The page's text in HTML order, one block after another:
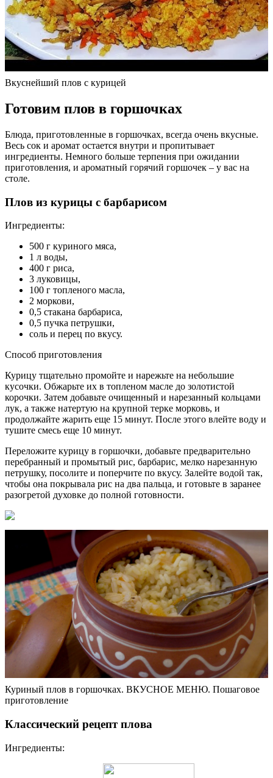
Вкуснейший плов с курицей
Готовим плов в горшочках
Блюда, приготовленные в горшочках, всегда очень вкусные.
Весь сок и аромат остается внутри и пропитывает
ингредиенты. Немного больше терпения при ожидании
приготовления, и ароматный горячий горшочек – у вас на
столе.
Плов из курицы с барбарисом
Ингредиенты:
500 г куриного мяса,
1 л воды,
400 г риса,
3 луковицы,
100 г топленого масла,
2 моркови,
0,5 стакана барбариса,
0,5 пучка петрушки,
соль и перец по вкусу.
Способ приготовления
Курицу тщательно промойте и нарежьте на небольшие
кусочки. Обжарьте их в топленом масле до золотистой
корочки. Затем добавьте очищенный и нарезанный кольцами
лук, а также натертую на крупной терке морковь, и
продолжайте жарить еще 15 минут. После этого влейте воду и
тушите смесь еще 10 минут.
Переложите курицу в горшочки, добавьте предварительно
перебранный и промытый рис, барбарис, мелко нарезанную
петрушку, посолите и поперчите по вкусу. Залейте водой так,
чтобы она покрывала рис на два пальца, и готовьте в заранее
разогретой духовке до полной готовности.
Куриный плов в горшочках. ВКУСНОЕ МЕНЮ. Пошаговое
приготовление
Классический рецепт плова
Ингредиенты: